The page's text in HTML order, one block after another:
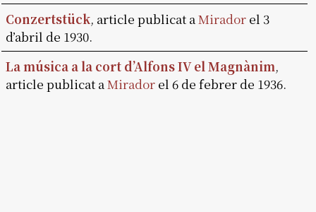
Conzertstück, article publicat aMirador el 3
d’abril de 1930.
La música a la cort d’Alfons IV el Magnànim,
article publicat aMirador el 6 de febrer de 1936.